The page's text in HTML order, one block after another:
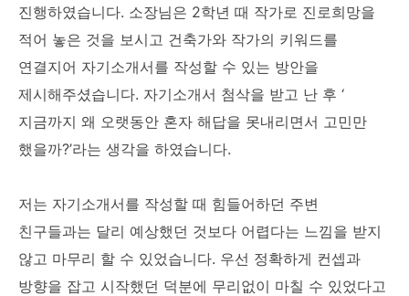
진행하였습니다. 소장님은 2학년 때 작가로 진로희망을
적어 놓은 것을 보시고 건축가와 작가의 키워드를
연결지어 자기소개서를 작성할 수 있는 방안을
제시해주셨습니다. 자기소개서 첨삭을 받고 난 후 ‘
지금까지 왜 오랫동안 혼자 해답을 못내리면서 고민만
했을까?’라는 생각을 하였습니다.
저는 자기소개서를 작성할 때 힘들어하던 주변
친구들과는 달리 예상했던 것보다 어렵다는 느낌을 받지
않고 마무리 할 수 있었습니다. 우선 정확하게 컨셉과
방향을 잡고 시작했던 덕분에 무리없이 마칠 수 있었다고